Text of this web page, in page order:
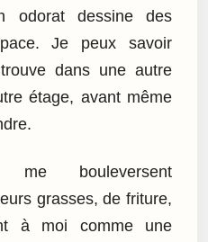
odorat dessine des
Je peux savoir
dans une autre
étage, avant même
me bouleversent
grasses, de friture,
à moi comme une